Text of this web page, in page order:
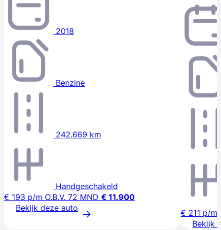
2018
Benzine
242.669 km
Handgeschakeld
€ 193 p/m O.B.V. 72 MND € 11.900
Bekijk deze auto
€ 211 p/m
Bekijk